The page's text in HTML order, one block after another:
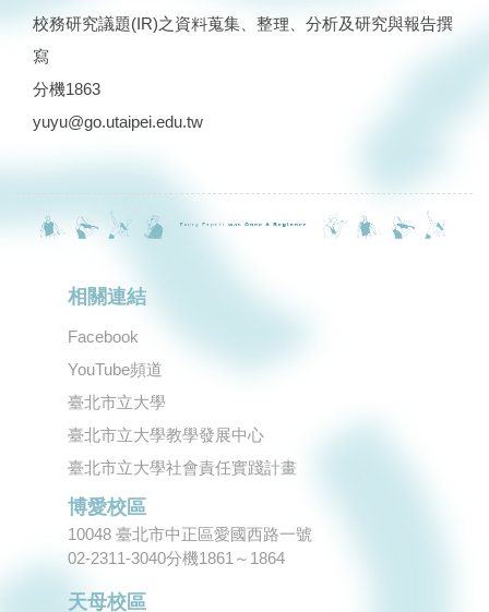
校務研究議題(IR)之資料蒐集、整理、分析及研究與報告撰
寫
分機1863
yuyu@go.utaipei.edu.tw
相關連結
Facebook
YouTube頻道
臺北市立大學
臺北市立大學教學發展中心
臺北市立大學社會責任實踐計畫
博愛校區
10048 臺北市中正區愛國西路一號
02-2311-3040分機1861～1864
天母校區